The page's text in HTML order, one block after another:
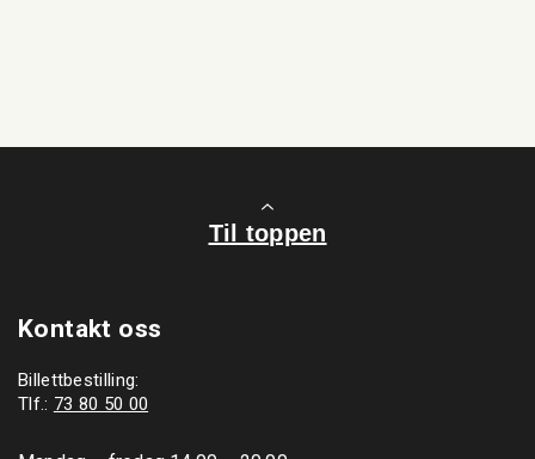
Til toppen
Kontakt oss
Billettbestilling:
Tlf.: 73 80 50 00